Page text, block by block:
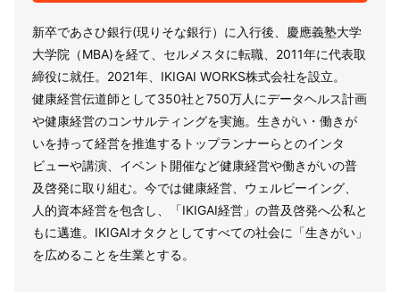
新卒であさひ銀行(現りそな銀行）に入行後、慶應義塾大学
大学院（MBA)を経て、セルメスタに転職、2011年に代表取
締役に就任。2021年、IKIGAI WORKS株式会社を設立。
健康経営伝道師として350社と750万人にデータヘルス計画
や健康経営のコンサルティングを実施。生きがい・働きが
いを持って経営を推進するトップランナーらとのインタ
ビューや講演、イベント開催など健康経営や働きがいの普
及啓発に取り組む。今では健康経営、ウェルビーイング、
人的資本経営を包含し、「IKIGAI経営」の普及啓発へ公私と
もに邁進。IKIGAIオタクとしてすべての社会に「生きがい」
を広めることを生業とする。